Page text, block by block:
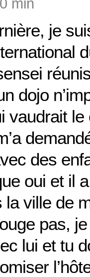
min
je
dojo
vaudrait le
des
oui et il
la ville de
pas, je
lui et tu